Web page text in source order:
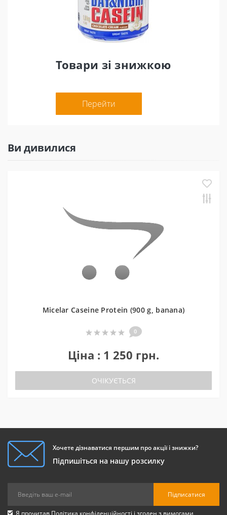
Товари зі знижкою
Перейти
Ви дивилися
Micelar Caseine Protein (900 g, banana)
0
Ціна : 1 250 грн.
ОЧІКУЄТЬСЯ
Хочете дізнаватися першим про акції і знижки?
Підпишіться на нашу розсилку
Підписатися